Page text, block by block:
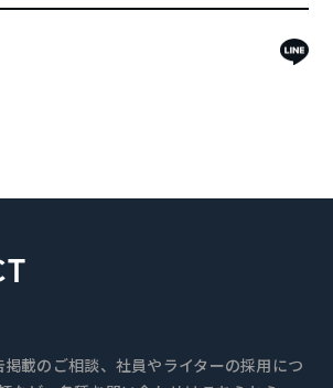
載のご相談、社員やライターの採用につ